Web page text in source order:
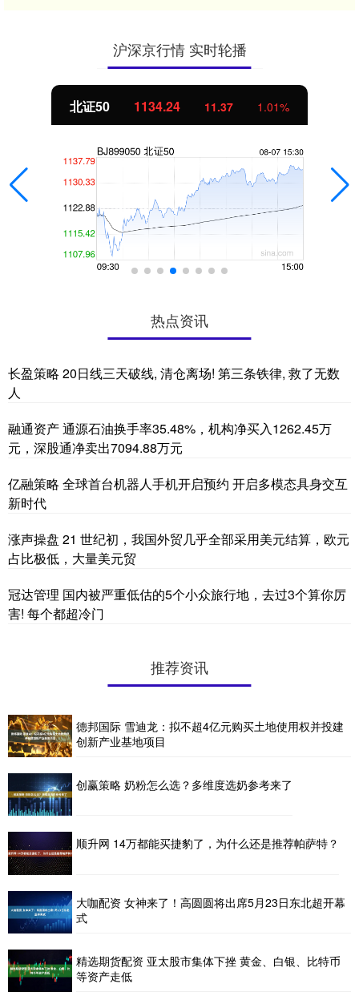
沪深京行情 实时轮播
北证50 1134.24 11.37 1.01%
热点资讯
长盈策略 20日线三天破线, 清仓离场! 第三条铁律, 救了无数
人
融通资产 通源石油换手率35.48%，机构净买入1262.45万
元，深股通净卖出7094.88万元
亿融策略 全球首台机器人手机开启预约 开启多模态具身交互
新时代
涨声操盘 21 世纪初，我国外贸几乎全部采用美元结算，欧元
占比极低，大量美元贸
冠达管理 国内被严重低估的5个小众旅行地，去过3个算你厉
害! 每个都超冷门
推荐资讯
德邦国际 雪迪龙：拟不超4亿元购买土地使用权并投建
创新产业基地项目
创赢策略 奶粉怎么选？多维度选奶参考来了
顺升网 14万都能买捷豹了，为什么还是推荐帕萨特？
大咖配资 女神来了！高圆圆将出席5月23日东北超开幕
式
精选期货配资 亚太股市集体下挫 黄金、白银、比特币
等资产走低